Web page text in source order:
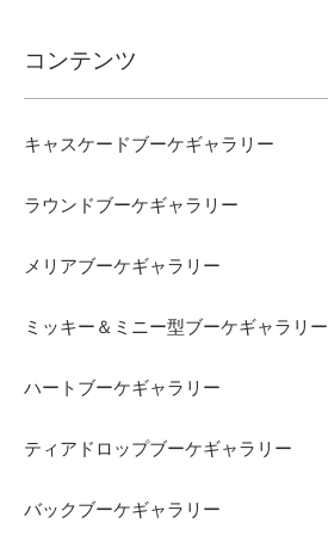
コンテンツ
キャスケードブーケギャラリー
ラウンドブーケギャラリー
メリアブーケギャラリー
ミッキー＆ミニー型ブーケギャラリー
ハートブーケギャラリー
ティアドロップブーケギャラリー
バックブーケギャラリー